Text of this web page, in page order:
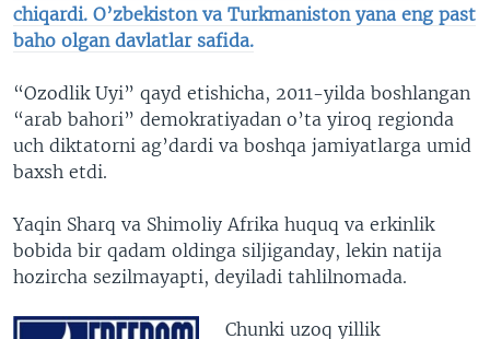
chiqardi. O’zbekiston va Turkmaniston yana eng past
baho olgan davlatlar safida.
“Ozodlik Uyi” qayd etishicha, 2011-yilda boshlangan
“arab bahori” demokratiyadan o’ta yiroq regionda
uch diktatorni ag’dardi va boshqa jamiyatlarga umid
baxsh etdi.
Yaqin Sharq va Shimoliy Afrika huquq va erkinlik
bobida bir qadam oldinga siljiganday, lekin natija
hozircha sezilmayapti, deyiladi tahlilnomada.
Chunki uzoq yillik